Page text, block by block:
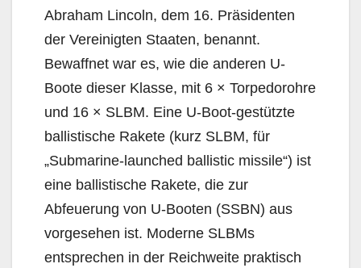
Abraham Lincoln, dem 16. Präsidenten
der Vereinigten Staaten, benannt.
Bewaffnet war es, wie die anderen U-
Boote dieser Klasse, mit 6 × Torpedorohre
und 16 × SLBM. Eine U-Boot-gestützte
ballistische Rakete (kurz SLBM, für
„Submarine-launched ballistic missile“) ist
eine ballistische Rakete, die zur
Abfeuerung von U-Booten (SSBN) aus
vorgesehen ist. Moderne SLBMs
entsprechen in der Reichweite praktisch